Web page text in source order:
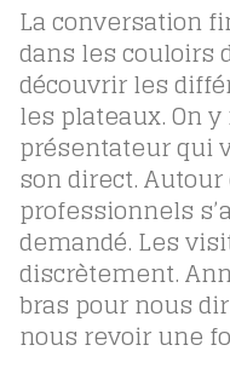
La conversation
dans les couloirs
découvrir les
les plateaux. On
présentateur qui
son direct.
professionnels
demandé. Les
discrètement.
bras pour nous
nous revoir une